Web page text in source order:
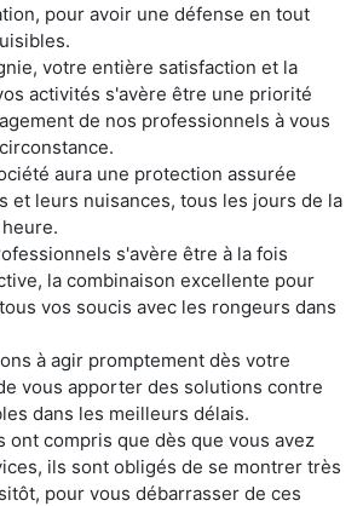
pour avoir une défense en tout
votre entière satisfaction et la
activités s'avère être une priorité
de nos professionnels à vous
aura une protection assurée
et leurs nuisances, tous les jours de la
s'avère être à la fois
la combinaison excellente pour
vos soucis avec les rongeurs dans
à agir promptement dès votre
vous apporter des solutions contre
dans les meilleurs délais.
ont compris que dès que vous avez
ils sont obligés de se montrer très
pour vous débarrasser de ces